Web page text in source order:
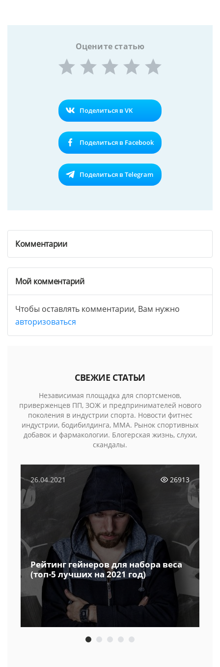
Оцените статью
Поделиться в VK
Поделиться в Facebook
Поделиться в Telegram
Комментарии
Мой комментарий
Чтобы оставлять комментарии, Вам нужно
авторизоваться
СВЕЖИЕ СТАТЬИ
Независимая площадка для спортсменов,
приверженцев ПП, ЗОЖ и предпринимателей нового
поколения в индустрии спорта. Новости фитнес
индустрии, бодибилдинга, MMA. Рынок спортивных
добавок и фармакологии. Блогерская жизнь, слухи,
скандалы.
26.04.2021 26913
Рейтинг гейнеров для набора веса
(топ-5 лучших на 2021 год)